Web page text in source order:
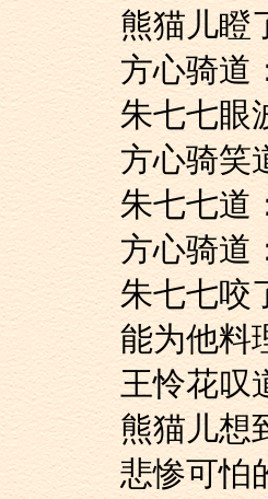
熊猫
方心
朱七
方心
朱七
方心
朱七
能为他料
王怜
熊猫
悲惨可